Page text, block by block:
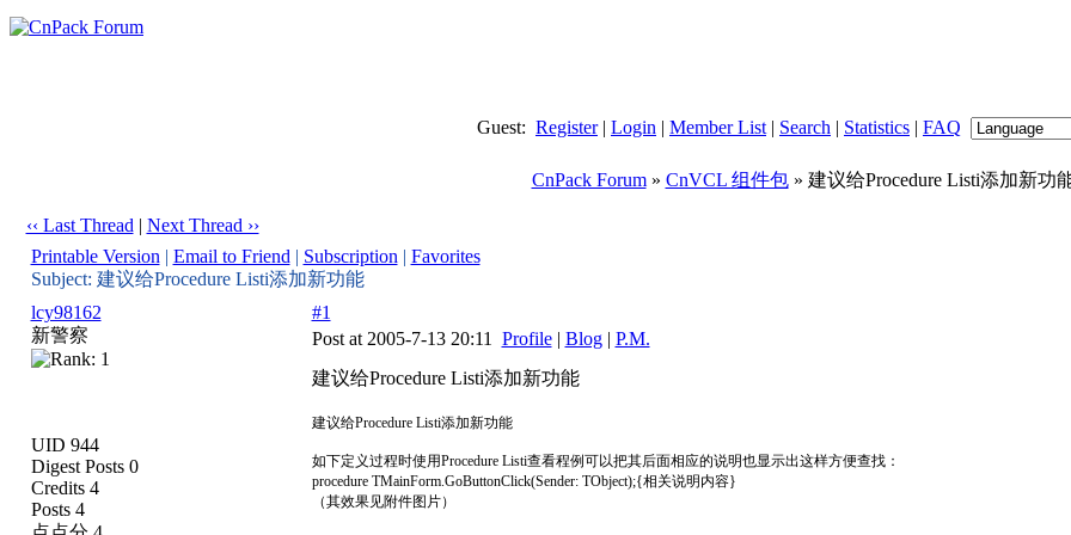
Guest: Register| Login | Member List | Search | Statistics | FAQ
CnPack Forum» CnVCL 组件包» 建议给Procedure Listi添加新功
‹‹ Last Thread | Next Thread ››
Printable Version | Email to Friend | Subscription | Favorites
Subject: 建议给Procedure Listi添加新功能
lcy98162
新警察
UID 944
Digest Posts 0
Credits 4
Posts 4
#1
Post at 2005-7-13 20:11 Profile| Blog| P.M.
建议给Procedure Listi添加新功能
建议给Procedure Listi添加新功能
如下定义过程时使用Procedure Listi查看程例可以把其后面相应的说明也显示出这样方便查找：
procedure TMainForm.GoButtonClick(Sender: TObject);{相关说明内容}
（其效果见附件图片）